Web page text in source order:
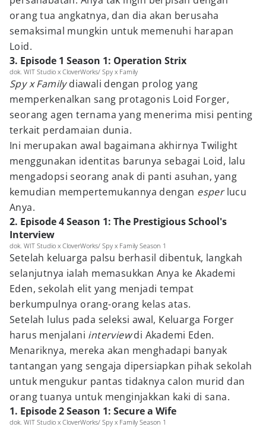
orang tua angkatnya, dan dia akan berusaha
semaksimal mungkin untuk memenuhi harapan
Loid.
3. Episode 1 Season 1: Operation Strix
dok. WIT Studio x CloverWorks/ Spy x Family
Spy x Familydiawali dengan prolog yang
memperkenalkan sang protagonis Loid Forger,
seorang agen ternama yang menerima misi penting
terkait perdamaian dunia.
Ini merupakan awal bagaimana akhirnya Twilight
menggunakan identitas barunya sebagai Loid, lalu
mengadopsi seorang anak di panti asuhan, yang
kemudian mempertemukannya dengan esperlucu
Anya.
2. Episode 4 Season 1: The Prestigious School's
Interview
dok. WIT Studio x CloverWorks/ Spy x Family Season 1
Setelah keluarga palsu berhasil dibentuk, langkah
selanjutnya ialah memasukkan Anya ke Akademi
Eden, sekolah elit yang menjadi tempat
berkumpulnya orang-orang kelas atas.
Setelah lulus pada seleksi awal, Keluarga Forger
harus menjalani interviewdi Akademi Eden.
Menariknya, mereka akan menghadapi banyak
tantangan yang sengaja dipersiapkan pihak sekolah
untuk mengukur pantas tidaknya calon murid dan
orang tuanya untuk menginjakkan kaki di sana.
1. Episode 2 Season 1: Secure a Wife
dok. WIT Studio x CloverWorks/ Spy x Family Season 1